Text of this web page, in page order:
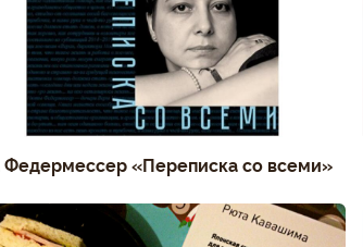
«Переписка со всеми»